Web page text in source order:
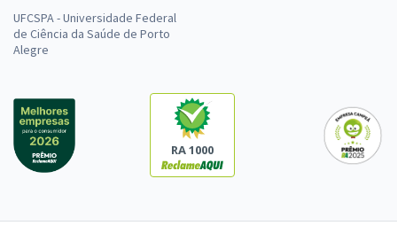
UFCSPA - Universidade Federal
de Ciência da Saúde de Porto
Alegre
RA 1000